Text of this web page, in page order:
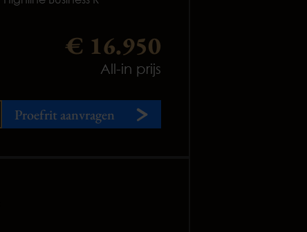
€ 16.950
All-in prijs
Proefrit aanvragen